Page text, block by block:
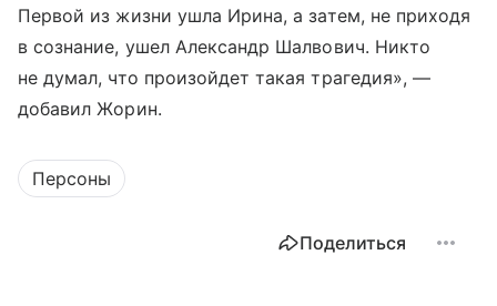
Первой из жизни ушла Ирина, а затем, не приходя
в сознание, ушел Александр Шалвович. Никто
не думал, что произойдет такая трагедия», —
добавил Жорин.
Персоны
Поделиться